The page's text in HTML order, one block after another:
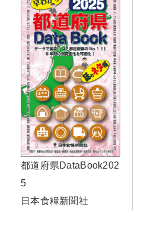
都道府県DataBook202
5
日本食糧新聞社